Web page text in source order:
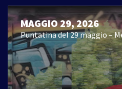
MAGGIO 29, 2026
Puntatina del 29 maggio –